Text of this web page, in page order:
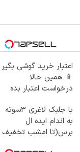
اعتبار خرید گوشی بگیر
📱 همین حالا
درخواست اعتبار بده
با جلبک لاغری 3سوته
به اندام ایده ال
برس(تا امشب تخفیف